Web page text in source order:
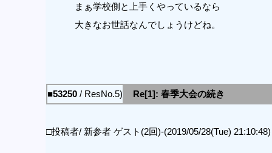
まぁ学校側と上手くやっているなら
大きなお世話なんでしょうけどね。
■53250/ ResNo.5)
Re[1]: 春季大会の続き
□投稿者/ 新参者 ゲスト(2回)-(2019/05/28(Tue) 21:10:48)